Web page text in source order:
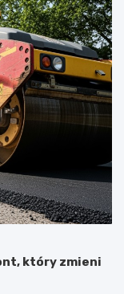
który zmieni